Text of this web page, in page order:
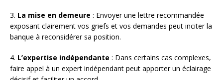
3. La mise en demeure : Envoyer une lettre recommandée
exposant clairement vos griefs et vos demandes peut inciter la
banque à reconsidérer sa position.
4. L’expertise indépendante : Dans certains cas complexes,
faire appel à un expert indépendant peut apporter un éclairage